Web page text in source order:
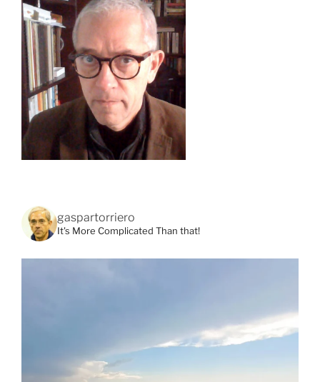
gaspartorriero
It's More Complicated Than that!